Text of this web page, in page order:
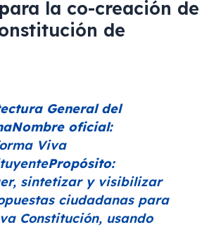
ara la co-creación de
de
General del
Nombre oficial:
Viva
Propósito:
sintetizar y visibilizar
ciudadanas para
Constitución, usando